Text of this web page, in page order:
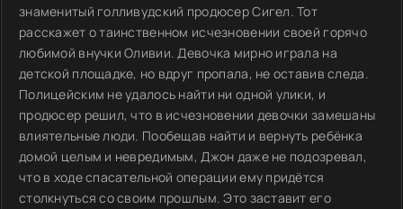
знаменитый голливудский продюсер Сигел. Тот
расскажет о таинственном исчезновении своей горячо
любимой внучки Оливии. Девочка мирно играла на
детской площадке, но вдруг пропала, не оставив следа.
Полицейским не удалось найти ни одной улики, и
продюсер решил, что в исчезновении девочки замешаны
влиятельные люди. Пообещав найти и вернуть ребёнка
домой целым и невредимым, Джон даже не подозревал,
что в ходе спасательной операции ему придётся
столкнуться со своим прошлым. Это заставит его